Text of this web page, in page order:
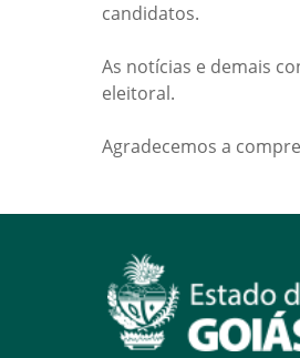
candidatos.
As notícias e demais
eleitoral.
Agradecemos a